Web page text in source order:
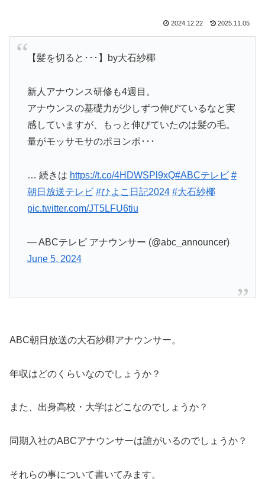
2024.12.22 2025.11.05
【髪を切ると･･･】by大石紗椰
新人アナウンス研修も4週目。
アナウンスの基礎力が少しずつ伸びているなと実
感していますが、もっと伸びていたのは髪の毛。
量がモッサモサのポヨンポ･･･
… 続きは https://t.co/4HDWSPl9xQ#ABCテレビ #
朝日放送テレビ #ひよこ日記2024 #大石紗椰
pic.twitter.com/JT5LFU6tiu
— ABCテレビ アナウンサー (@abc_announcer)
June 5, 2024
ABC朝日放送の大石紗椰アナウンサー。
年収はどのくらいなのでしょうか？
また、出身高校・大学はどこなのでしょうか？
同期入社のABCアナウンサーは誰がいるのでしょうか？
それらの事について書いてみます。